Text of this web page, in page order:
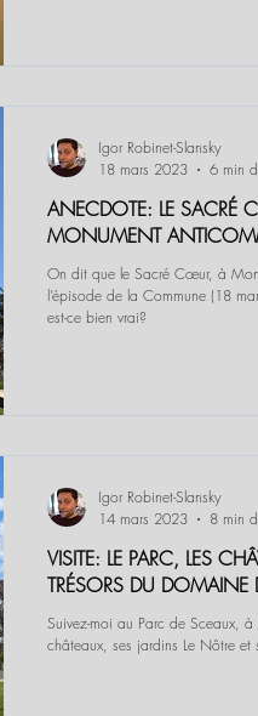
ANECDOTE: LE
MONUMENT
On dit que le Sacré Cœur, à
l’épisode de la Commune (18
est-ce bien vrai?
Igor Robinet-Slansky
18 mars 2023
6 min
VISITE: LE PARC, LES
TRÉSORS DU DOMAINE
Suivez-moi au Parc de Sceaux,
châteaux, ses jardins Le Nôtre et
Igor Robinet-Slansky
14 mars 2023
8 min